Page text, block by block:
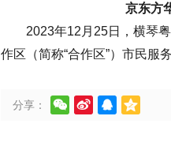
京东方
2023年12月25日，横琴
作区（简称“合作区”）市民服
分享：    